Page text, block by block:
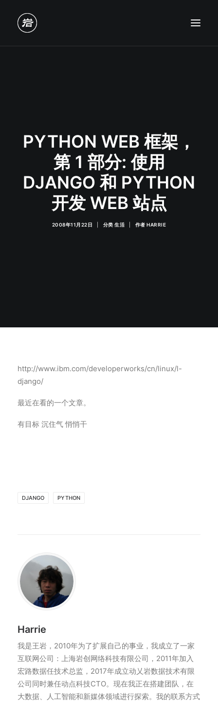
PYTHON WEB 框架，
第 1 部分: 使用
DJANGO 和 PYTHON
开发 WEB 站点
2008年11月22日 分类生活 作者HARRIE
http://www.ibm.com/developerworks/cn/linux/l-
django/
最近在看的一个文章。
有目标 沉住气 悄悄干
DJANGO PYTHON
Harrie
我是王岩，2010年为了扩展自己的事业，我成立了一家
互联网公司：上海岩创网络科技有限公司，2011年加入
宏路数据任技术总监，2017年成立动乂岩数据技术有限
公司同时兼任动点科技CTO。现在我正在搭建团队，在
大数据、人工智能和新媒体领域进行探索。我的联系方式